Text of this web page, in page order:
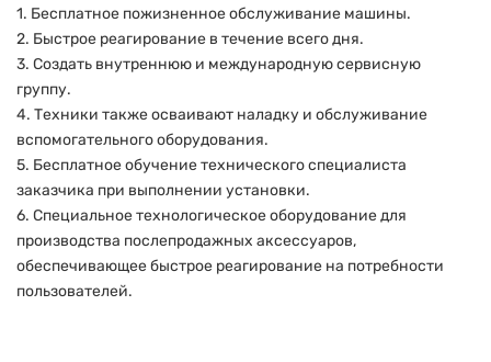
1. Бесплатное пожизненное обслуживание машины.
2. Быстрое реагирование в течение всего дня.
3. Создать внутреннюю и международную сервисную
группу.
4. Техники также осваивают наладку и обслуживание
вспомогательного оборудования.
5. Бесплатное обучение технического специалиста
заказчика при выполнении установки.
6. Специальное технологическое оборудование для
производства послепродажных аксессуаров,
обеспечивающее быстрое реагирование на потребности
пользователей.